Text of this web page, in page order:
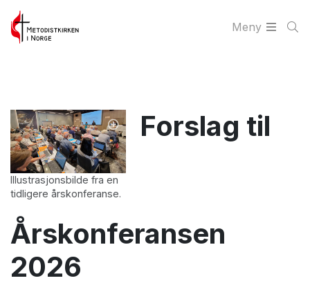
Meny
Illustrasjonsbilde fra en
tidligere årskonferanse.
Forslag til
Årskonferansen
2026